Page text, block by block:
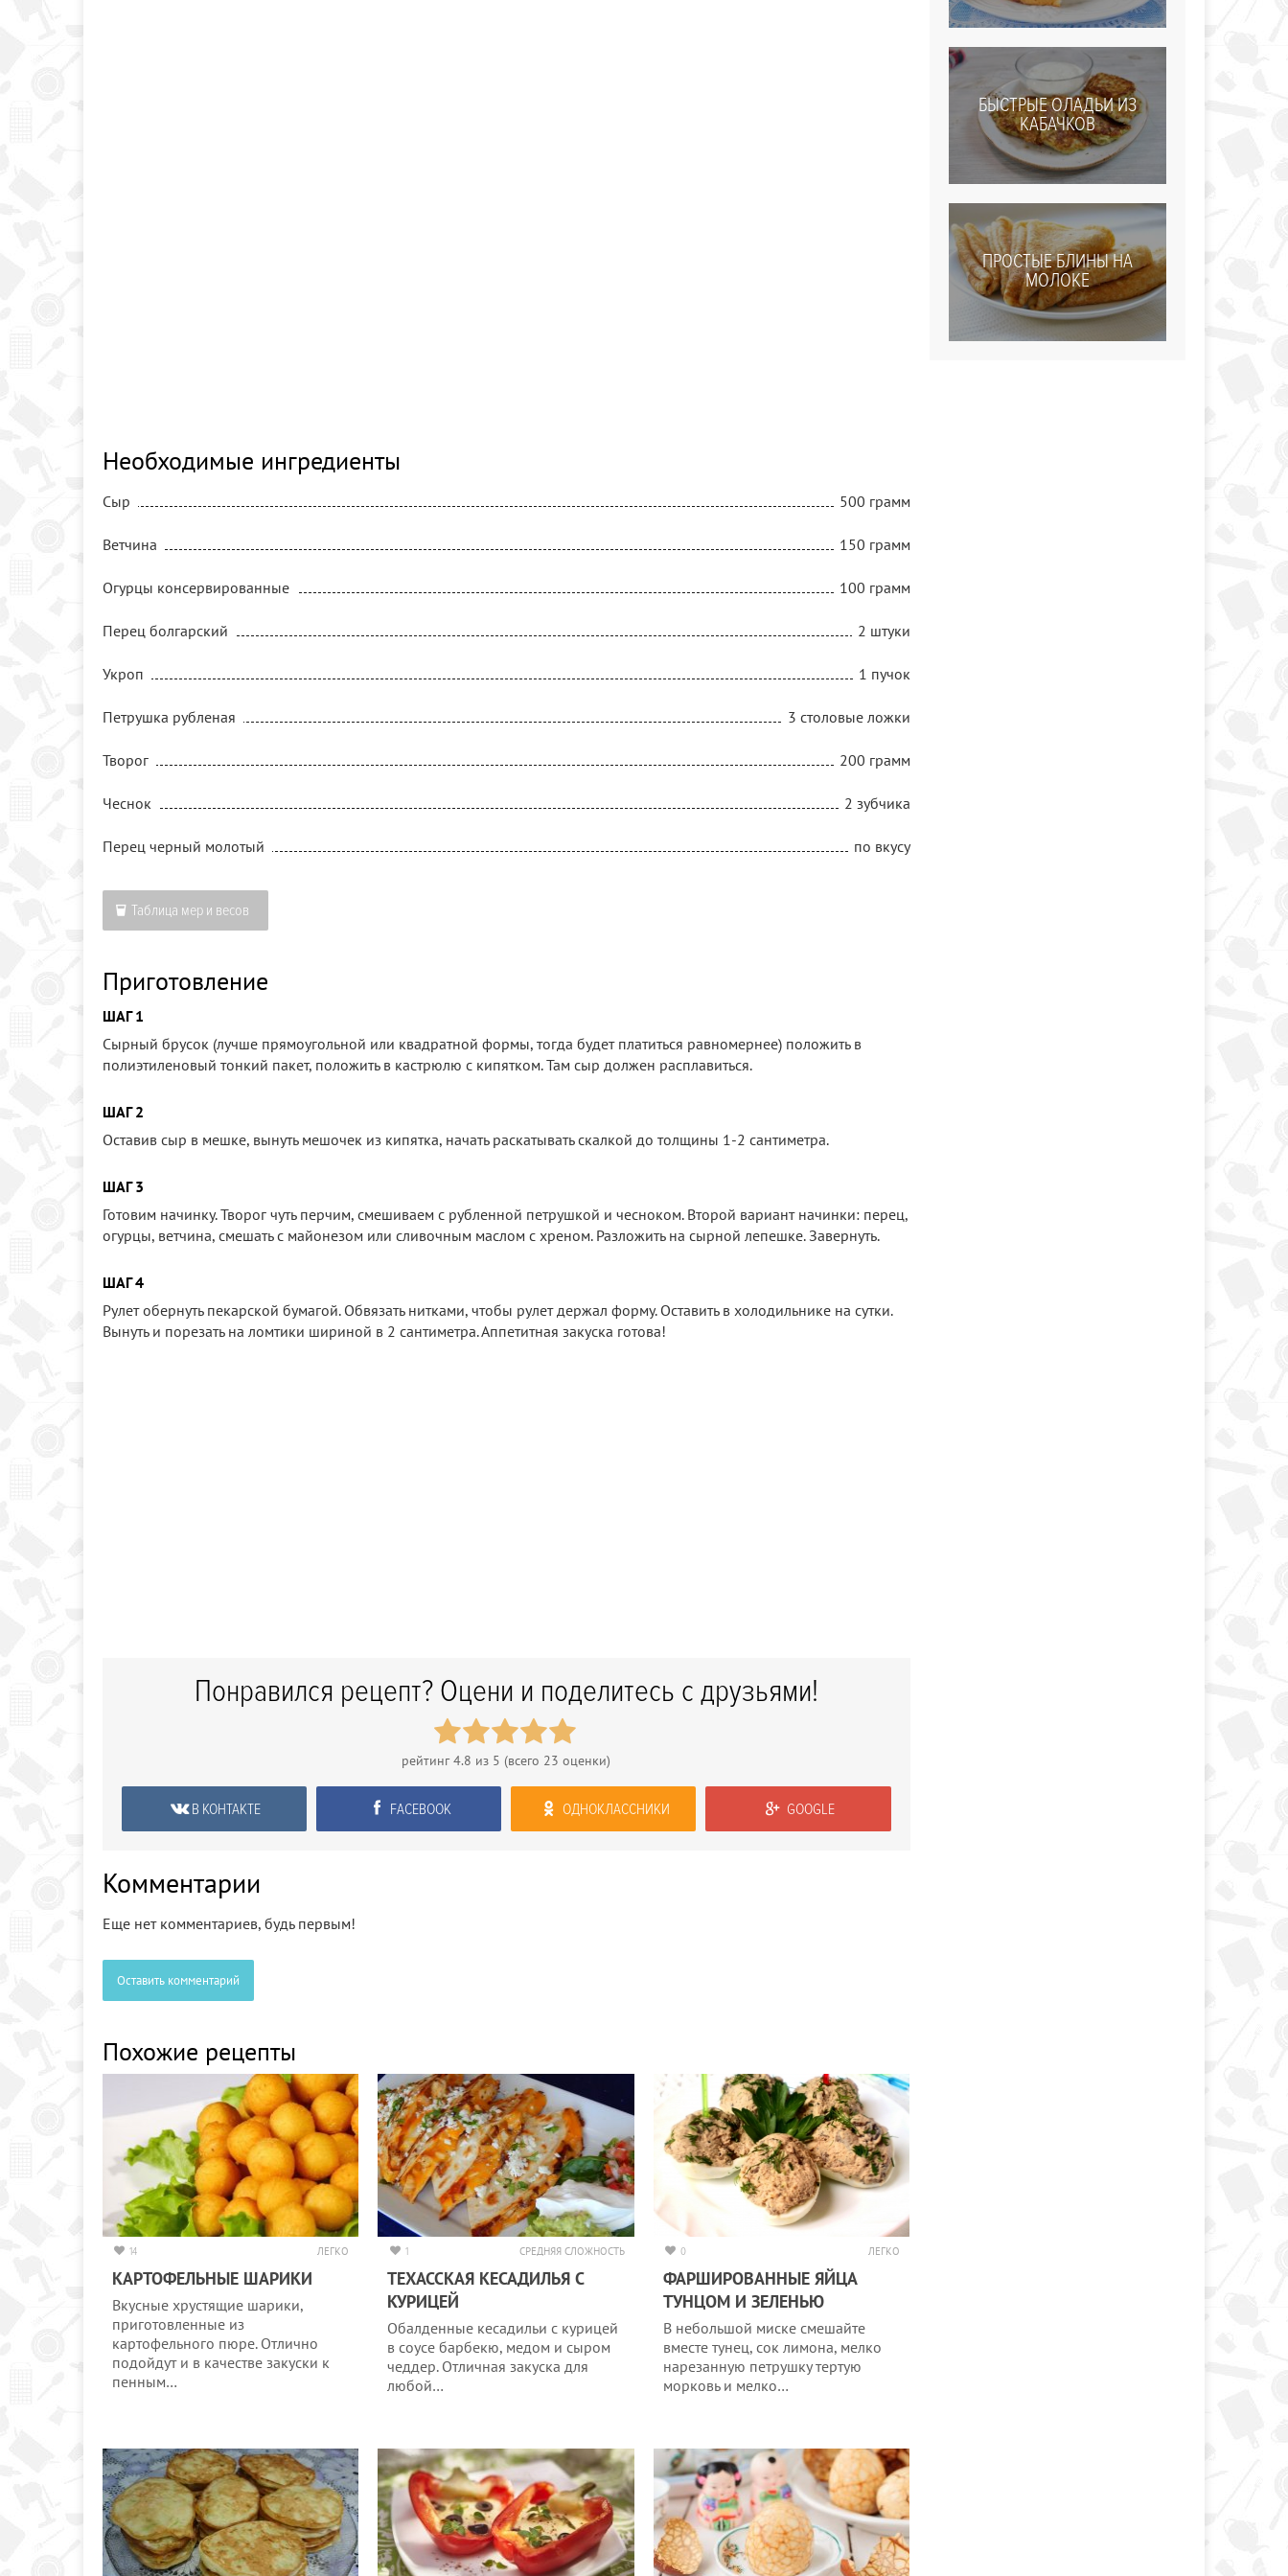
Необходимые ингредиенты
Сыр 500 грамм
Ветчина 150 грамм
Огурцы консервированные 100 грамм
Перец болгарский 2 штуки
Укроп 1 пучок
Петрушка рубленая 3 столовые ложки
Творог 200 грамм
Чеснок 2 зубчика
Перец черный молотый по вкусу
Таблица мер и весов
Приготовление
ШАГ 1
Сырный брусок (лучше прямоугольной или квадратной формы, тогда будет платиться равномернее) положить в
полиэтиленовый тонкий пакет, положить в кастрюлю с кипятком. Там сыр должен расплавиться.
ШАГ 2
Оставив сыр в мешке, вынуть мешочек из кипятка, начать раскатывать скалкой до толщины 1-2 сантиметра.
ШАГ 3
Готовим начинку. Творог чуть перчим, смешиваем с рубленной петрушкой и чесноком. Второй вариант начинки: перец,
огурцы, ветчина, смешать с майонезом или сливочным маслом с хреном. Разложить на сырной лепешке. Завернуть.
ШАГ 4
Рулет обернуть пекарской бумагой. Обвязать нитками, чтобы рулет держал форму. Оставить в холодильнике на сутки.
Вынуть и порезать на ломтики шириной в 2 сантиметра. Аппетитная закуска готова!
Понравился рецепт? Оцени и поделитесь с друзьями!
рейтинг4.8 из 5 (всего 23 оценки)
В КОНТАКТЕ FACEBOOK ОДНОКЛАССНИКИ GOOGLE
Комментарии
Еще нет комментариев, будь первым!
Оставить комментарий
Похожие рецепты
14 ЛЕГКО
КАРТОФЕЛЬНЫЕ ШАРИКИ
Вкусные хрустящие шарики,
приготовленные из
картофельного пюре. Отлично
подойдут и в качестве закуски к
пенным…
1 СРЕДНЯЯ СЛОЖНОСТЬ
ТЕХАССКАЯ КЕСАДИЛЬЯ С
КУРИЦЕЙ
Обалденные кесадильи с курицей
в соусе барбекю, медом и сыром
чеддер. Отличная закуска для
любой…
0 ЛЕГКО
ФАРШИРОВАННЫЕ ЯЙЦА
ТУНЦОМ И ЗЕЛЕНЬЮ
В небольшой миске смешайте
вместе тунец, сок лимона, мелко
нарезанную петрушку тертую
морковь и мелко…
БЫСТРЫЕ ОЛАДЬИ ИЗ
КАБАЧКОВ
ПРОСТЫЕ БЛИНЫ НА
МОЛОКЕ